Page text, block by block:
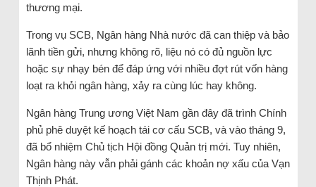
thương mại.
Trong vụ SCB, Ngân hàng Nhà nước đã can thiệp và bảo
lãnh tiền gửi, nhưng không rõ, liệu nó có đủ nguồn lực
hoặc sự nhạy bén để đáp ứng với nhiều đợt rút vốn hàng
loạt ra khỏi ngân hàng, xảy ra cùng lúc hay không.
Ngân hàng Trung ương Việt Nam gần đây đã trình Chính
phủ phê duyệt kế hoạch tái cơ cấu SCB, và vào tháng 9,
đã bổ nhiệm Chủ tịch Hội đồng Quản trị mới. Tuy nhiên,
Ngân hàng này vẫn phải gánh các khoản nợ xấu của Vạn
Thịnh Phát.